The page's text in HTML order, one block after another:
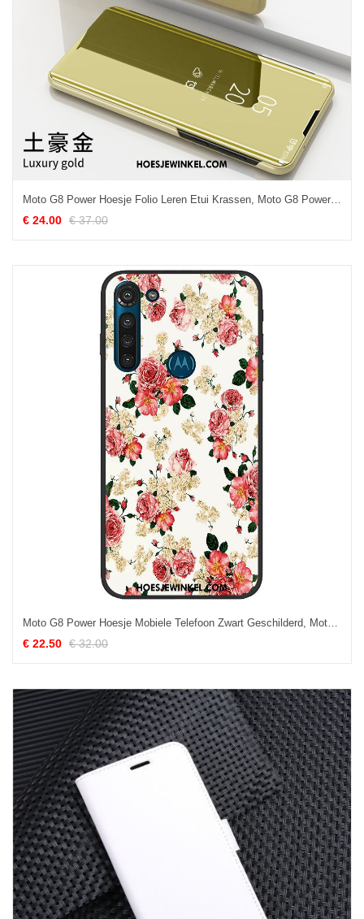
Moto G8 Power Hoesje Folio Leren Etui Krassen, Moto G8 Power Hoesje Mobiele Telefoon Hoes
€ 24.00 € 37.00
Moto G8 Power Hoesje Mobiele Telefoon Zwart Geschilderd, Moto G8 Power Hoesje Zacht Hoes
€ 22.50 € 32.00